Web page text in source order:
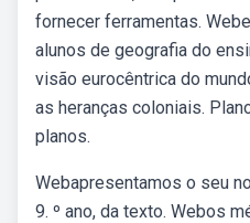
fornecer ferramentas.
alunos de geografia do
visão eurocêntrica do
as heranças coloniais.
planos.
Webapresentamos o seu
9. º ano, da texto. Webos